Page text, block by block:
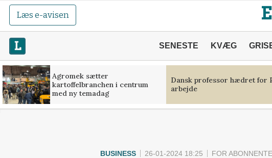
Læs e-avisen
SENESTE KVÆG
Agromek sætter
kartoffelbranchen i centrum
med ny temadag
Dansk professor hædret for
arbejde
BUSINESS 26-01-2024 18:25 FOR